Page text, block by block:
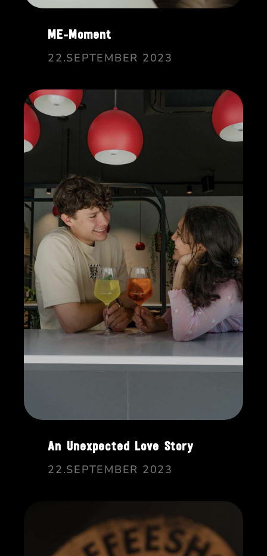
ME-Moment
22.SEPTEMBER 2023
An Unexpected Love Story
22.SEPTEMBER 2023